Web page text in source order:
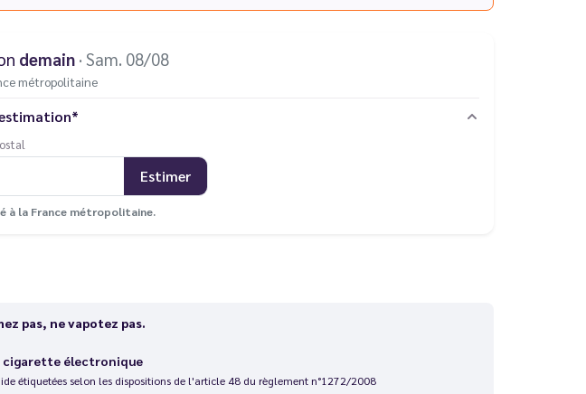
demain · Sam. 08/08
métropolitaine
Estimer
à la France métropolitaine.
pas, ne vapotez pas.
cigarette électronique
étiquetées selon les dispositions de l'article 48 du règlement n°1272/2008